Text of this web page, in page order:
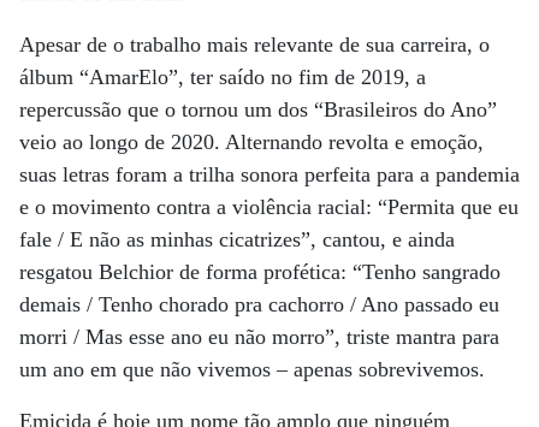
Apesar de o trabalho mais relevante de sua carreira, o
álbum “AmarElo”, ter saído no fim de 2019, a
repercussão que o tornou um dos “Brasileiros do Ano”
veio ao longo de 2020. Alternando revolta e emoção,
suas letras foram a trilha sonora perfeita para a pandemia
e o movimento contra a violência racial: “Permita que eu
fale / E não as minhas cicatrizes”, cantou, e ainda
resgatou Belchior de forma profética: “Tenho sangrado
demais / Tenho chorado pra cachorro / Ano passado eu
morri / Mas esse ano eu não morro”, triste mantra para
um ano em que não vivemos – apenas sobrevivemos.
Emicida é hoje um nome tão amplo que ninguém